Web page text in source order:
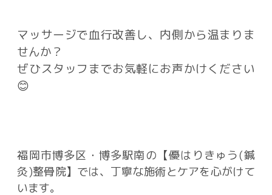
マッサージで血行改善し、内側から温まりま
せんか？
ぜひスタッフまでお気軽にお声かけください
😊
福岡市博多区・博多駅南の【優はりきゅう(鍼
灸)整骨院】では、丁寧な施術とケアを心がけて
います。